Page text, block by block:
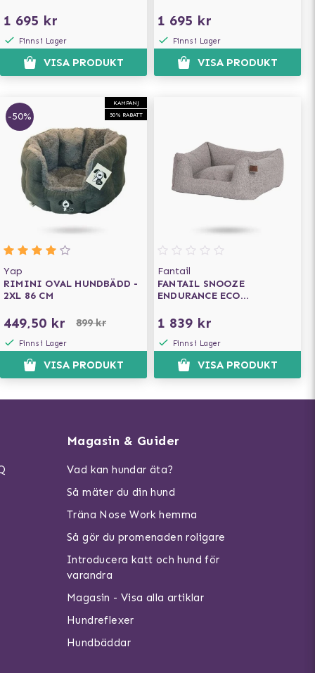
1 695 kr
Finns i Lager
VISA PRODUKT
1 695 kr
Finns i Lager
VISA PRODUKT
KAMPANJ
50% RABATT
-50%
Yap
RIMINI OVAL HUNDBÄDD -
2XL 86 CM
449,50 kr 899 kr
Finns i Lager
VISA PRODUKT
Fantail
FANTAIL SNOOZE
ENDURANCE ECO
HARBOR GREY
1 839 kr
Finns i Lager
VISA PRODUKT
Magasin & Guider
Vad kan hundar äta?
Så mäter du din hund
Träna Nose Work hemma
Så gör du promenaden roligare
Introducera katt och hund för
varandra
Magasin - Visa alla artiklar
Hundreflexer
Hundbäddar